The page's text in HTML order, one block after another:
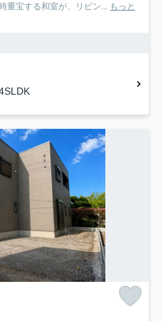
重宝する和室が、リビン... もっと